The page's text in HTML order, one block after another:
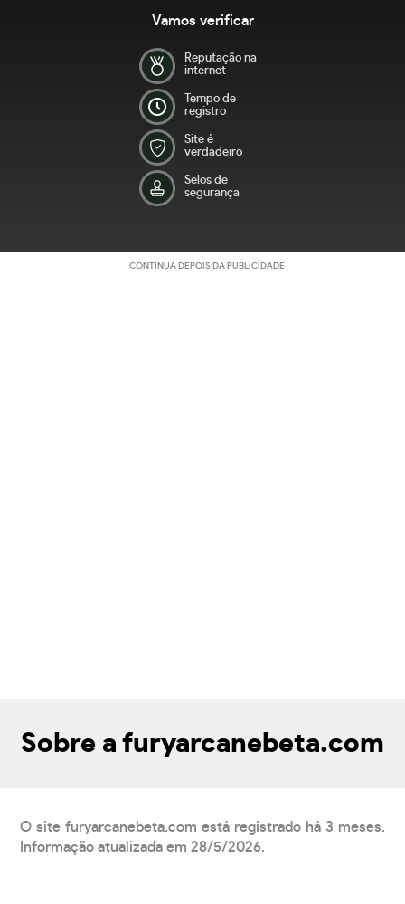
Vamos verificar
Reputação na
internet
Tempo de
registro
Site é
verdadeiro
Selos de
segurança
CONTINUA DEPOIS DA PUBLICIDADE
Sobre a furyarcanebeta.com
O site furyarcanebeta.com está registrado há 3 meses.
Informação atualizada em 28/5/2026.